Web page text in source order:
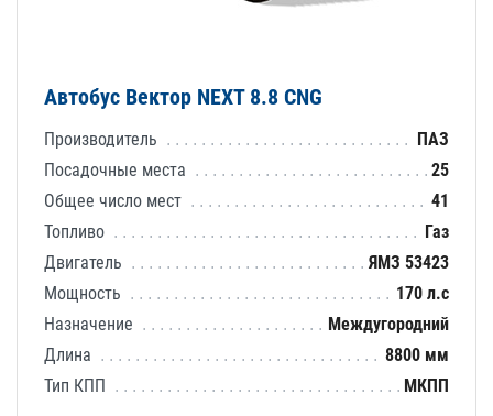
Автобус Вектор NEXT 8.8 CNG
Производитель
ПАЗ
Посадочные места
25
Общее число мест
41
Топливо
Газ
Двигатель
ЯМЗ 53423
Мощность
170 л.с
Назначение
Междугородний
Длина
8800 мм
Тип КПП
МКПП